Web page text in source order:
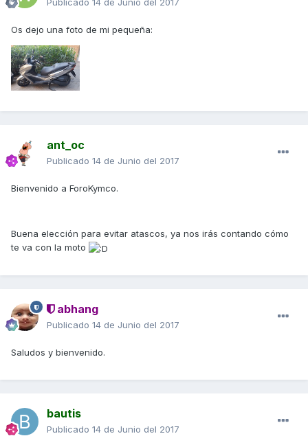
Publicado 14 de Junio del 2017
Os dejo una foto de mi pequeña:
ant_oc
Publicado 14 de Junio del 2017
Bienvenido a ForoKymco.
Buena elección para evitar atascos, ya nos irás contando cómo
te va con la moto
abhang
Publicado 14 de Junio del 2017
Saludos y bienvenido.
bautis
Publicado 14 de Junio del 2017